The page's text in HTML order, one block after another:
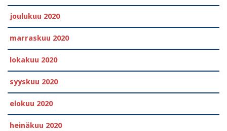
joulukuu 2020
marraskuu 2020
lokakuu 2020
syyskuu 2020
elokuu 2020
heinäkuu 2020